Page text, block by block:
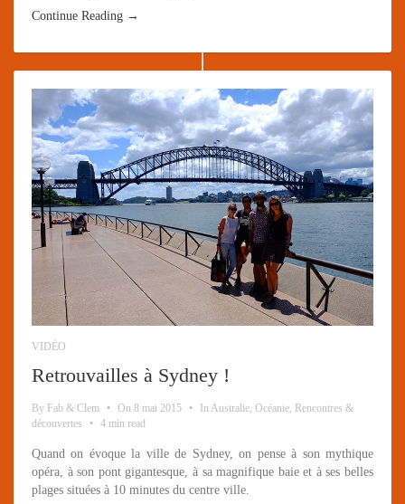
Continue Reading →
VIDÉO
Retrouvailles à Sydney !
By Fab & Clem • On 8 mai 2015 • In Australie Océanie Rencontres &
découvertes
• 4 min read
Quand on évoque la ville de Sydney, on pense à son mythique
opéra, à son pont gigantesque, à sa magnifique baie et à ses belles
plages situées à 10 minutes du centre ville.